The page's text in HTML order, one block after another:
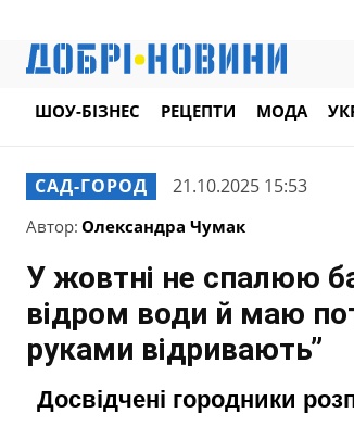
ШОУ-БІЗНЕС РЕЦЕПТИ МОДА
САД-ГОРОД 21.10.2025 15:53
Автор: Олександра Чумак
У жовтні не спалюю
відром води й маю
руками відривають”
Досвідчені городники